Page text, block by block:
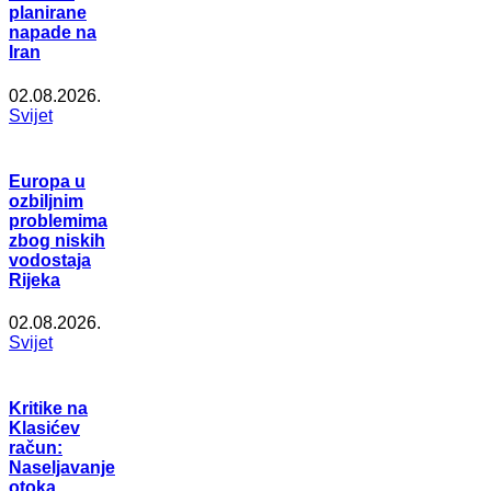
planirane
napade na
Iran
02.08.2026.
Svijet
Europa u
ozbiljnim
problemima
zbog niskih
vodostaja
Rijeka
02.08.2026.
Svijet
Kritike na
Klasićev
račun:
Naseljavanje